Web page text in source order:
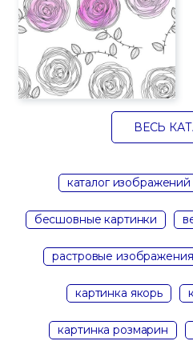
ВЕСЬ
каталог изображений
бесшовные картинки
растровые изображения
картинка якорь
картинка розмарин